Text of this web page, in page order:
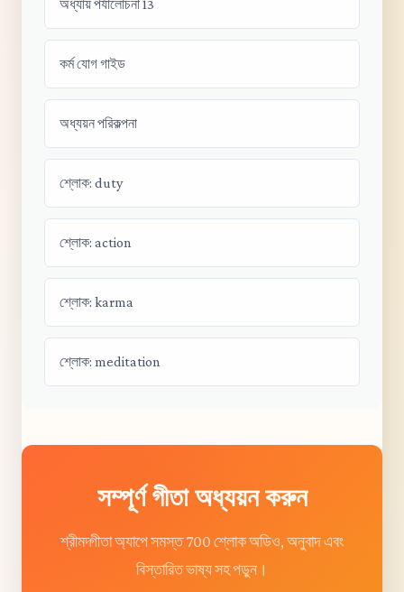
অধ্যায় পর্যালোচনা 13
কর্ম যোগ গাইড
অধ্যয়ন পরিকল্পনা
শ্লোক: duty
শ্লোক: action
শ্লোক: karma
শ্লোক: meditation
সম্পূর্ণ গীতা অধ্যয়ন করুন
শ্রীমদ্গীতা অ্যাপে সমস্ত 700 শ্লোক অডিও, অনুবাদ এবং
বিস্তারিত ভাষ্য সহ পড়ুন।